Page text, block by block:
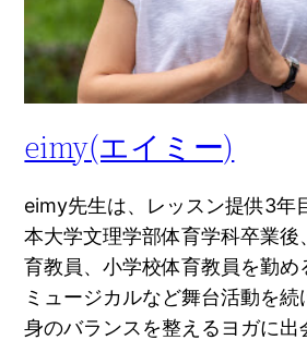
eimy(エイミー)
eimy先生は、レッスン提供3年
本大学文理学部体育学科卒業後
育教員、小学校体育教員を勤
ミュージカルなど舞台活動を
身のバランスを整えるヨガに